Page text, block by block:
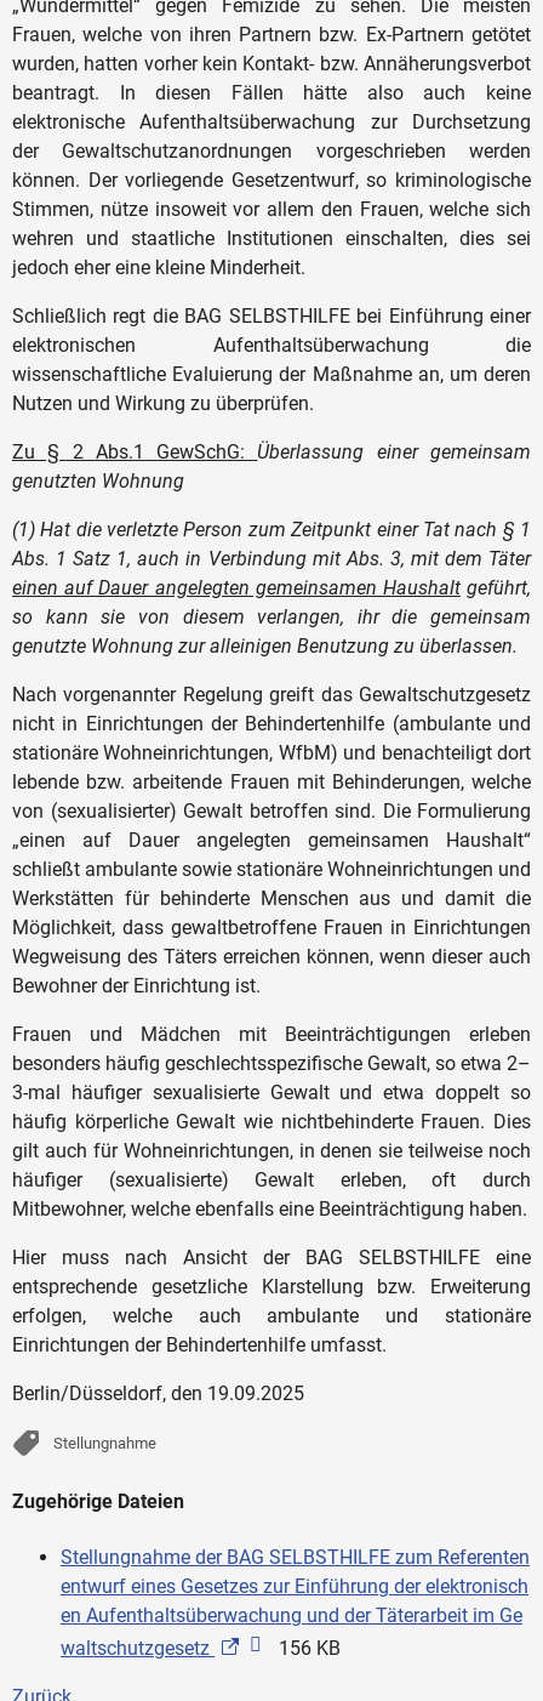
„Wundermittel“ gegen Femizide zu sehen. Die meisten
Frauen, welche von ihren Partnern bzw. Ex-Partnern getötet
wurden, hatten vorher kein Kontakt- bzw. Annäherungsverbot
beantragt. In diesen Fällen hätte also auch keine
elektronische Aufenthaltsüberwachung zur Durchsetzung
der Gewaltschutzanordnungen vorgeschrieben werden
können. Der vorliegende Gesetzentwurf, so kriminologische
Stimmen, nütze insoweit vor allem den Frauen, welche sich
wehren und staatliche Institutionen einschalten, dies sei
jedoch eher eine kleine Minderheit.
Schließlich regt die BAG SELBSTHILFE bei Einführung einer
elektronischen Aufenthaltsüberwachung die
wissenschaftliche Evaluierung der Maßnahme an, um deren
Nutzen und Wirkung zu überprüfen.
Zu § 2 Abs.1 GewSchG: Überlassung einer gemeinsam
genutzten Wohnung
(1) Hat die verletzte Person zum Zeitpunkt einer Tat nach § 1
Abs. 1 Satz 1, auch in Verbindung mit Abs. 3, mit dem Täter
einen auf Dauer angelegten gemeinsamen Haushaltgeführt,
so kann sie von diesem verlangen, ihr die gemeinsam
genutzte Wohnung zur alleinigen Benutzung zu überlassen.
Nach vorgenannter Regelung greift das Gewaltschutzgesetz
nicht in Einrichtungen der Behindertenhilfe (ambulante und
stationäre Wohneinrichtungen, WfbM) und benachteiligt dort
lebende bzw. arbeitende Frauen mit Behinderungen, welche
von (sexualisierter) Gewalt betroffen sind. Die Formulierung
„einen auf Dauer angelegten gemeinsamen Haushalt“
schließt ambulante sowie stationäre Wohneinrichtungen und
Werkstätten für behinderte Menschen aus und damit die
Möglichkeit, dass gewaltbetroffene Frauen in Einrichtungen
Wegweisung des Täters erreichen können, wenn dieser auch
Bewohner der Einrichtung ist.
Frauen und Mädchen mit Beeinträchtigungen erleben
besonders häufig geschlechtsspezifische Gewalt, so etwa 2–
3-mal häufiger sexualisierte Gewalt und etwa doppelt so
häufig körperliche Gewalt wie nichtbehinderte Frauen. Dies
gilt auch für Wohneinrichtungen, in denen sie teilweise noch
häufiger (sexualisierte) Gewalt erleben, oft durch
Mitbewohner, welche ebenfalls eine Beeinträchtigung haben.
Hier muss nach Ansicht der BAG SELBSTHILFE eine
entsprechende gesetzliche Klarstellung bzw. Erweiterung
erfolgen, welche auch ambulante und stationäre
Einrichtungen der Behindertenhilfe umfasst.
Berlin/Düsseldorf, den 19.09.2025
Stellungnahme
Zugehörige Dateien
Stellungnahme der BAG SELBSTHILFE zum Referenten
entwurf eines Gesetzes zur Einführung der elektronisch
en Aufenthaltsüberwachung und der Täterarbeit im Ge
waltschutzgesetz
156 KB